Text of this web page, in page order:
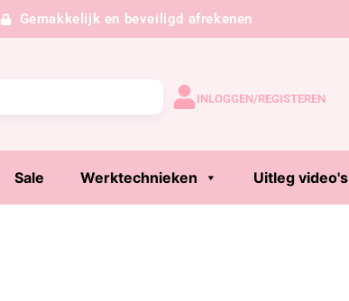
Gemakkelijk en beveiligd afrekenen
INLOGGEN/REGISTEREN
Sale Werktechnieken Uitleg video's